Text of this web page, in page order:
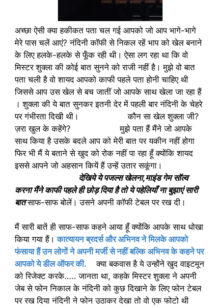
अच्छा ऐसी क्या हकीकत पता चल गई आपको जो आप भागे-भागे
मेरे पास चलें आएं? नंदिनी कॉफी से निकल रहें भाप को खेल बनाने
के लिए हलके-हलके से फूँक रही थी। ऐसा लग रहा था कि वो
मिस्टर शुक्ला की कोई बात सुनने को राजी नहीं है। मुझे वो बात
पता चली है वो शायद आपको काफी पहले पता होनी चाहिए थी
जिससे आप उस खेल से बच जातीं जो आपके साथ खेला जा रहा हैं
। शुक्ला की ये बात सुनकर इतनी देर में पहली बार नंदिनी के चेहरे
पर गंभीरता दिखी थी। कौन सा खेल शुक्ला जी?
ज़रा खुल के कहेंगे? मुझे पता हैं मैंने जो आपके
साथ किया है उसके बदले आप को मेरी बात पर यकीन नहीं होगा
फिर भी मैं ये बताने से खुद को रोक नहीं पा रहा हूँ क्योंकि शायद
इससे आपने जो अहसान कियें हैं उन्हें उतार सकूंगा।
देखिये ये पजल्स खेलना,माइंड गेम सॉल्व
करना मैंने काफी पहले ही छोड़ दिया है तो ये पहेलियाँ ना बुझाएं सारी
बातसाफ-साफ बोलें। उसने अपनी कॉफी टेबल पर रख दी।
मैं सारी बातें ही साफ-साफ कहने आया हूँ क्योंकि आपके साथ धोखा
किया गया हैं।कात्यायन ब्रदर्स और अभिनव ने मिलके आपको
फंसाया हैं उन लोगों ने अपनी मर्जी से नहीं बल्कि अभिनव के कहने पर
आपको ये डील ऑफर की.क्या बकवास है ये उन्होंने खुद वाइटमून
को रिजेक्ट करके….. जानता था, कहके मिस्टर शुक्ला ने अपनी
जेब से फोन निकाल के नंदिनी को कुछ दिखाने के लिए फोन टेबल
पर रख दिया नंदिनी ने फोन उठाकर देखा तो वो एक फोटो थी